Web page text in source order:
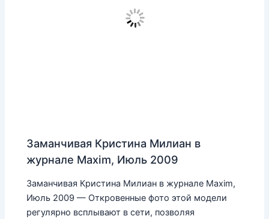
Заманчивая Кристина Милиан в
журнале Maxim, Июль 2009
Заманчивая Кристина Милиан в журнале Maxim,
Июль 2009 — Откровенные фото этой модели
регулярно всплывают в сети, позволяя